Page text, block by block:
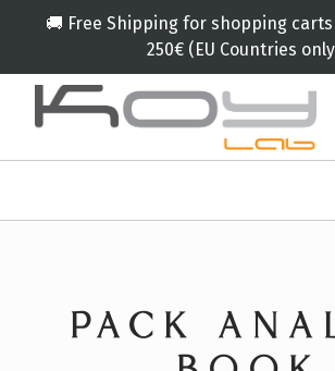
🚚 Free Shipping for shopping
250€ (EU Countries
PARTNERNPACK